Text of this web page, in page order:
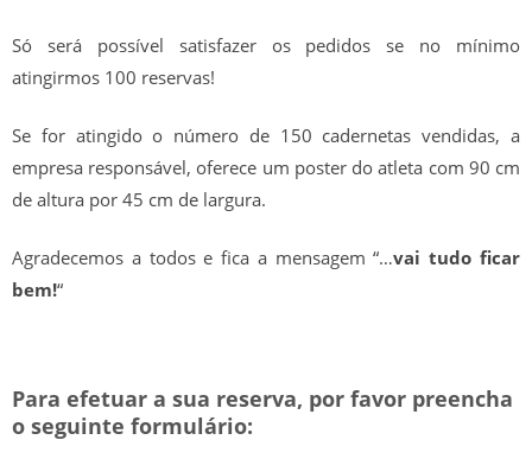
ÉPOCA 2024/25
SENIORES
ÉPOCA 2023/24
SENIORES
SENIORES
Só será possível satisfazer os pedidos se no mínimo
atingirmos 100 reservas!
Se for atingido o número de 150 cadernetas vendidas, a
empresa responsável, oferece um poster do atleta com 90 cm
de altura por 45 cm de largura.
Agradecemos a todos e fica a mensagem “…vai tudo ficar
bem!“
Para efetuar a sua reserva, por favor preencha
o seguinte formulário: